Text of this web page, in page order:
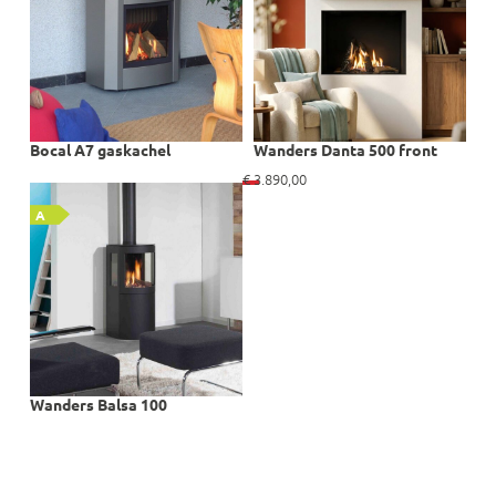
Bocal A7 gaskachel Wanders Danta 500 front
A
Wanders Balsa 100
€3.890,00